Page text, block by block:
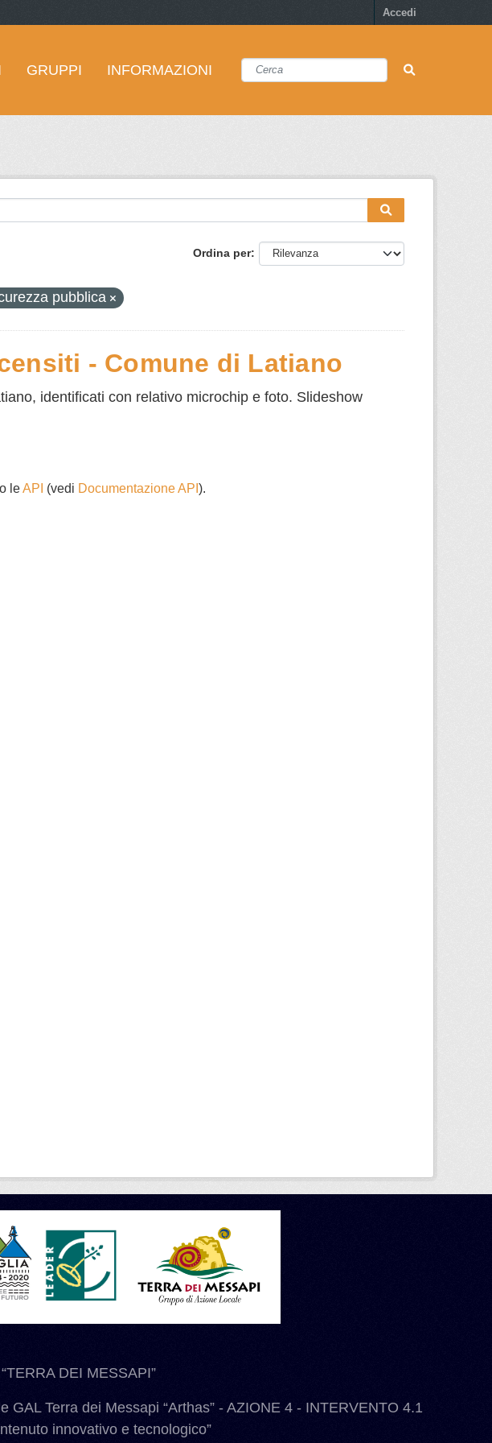
Accedi
GRUPPI INFORMAZIONI
Ordina per
pubblica
- Comune di Latiano
identificati con relativo microchip e foto. Slideshow
leAPI (vedi Documentazione API ).
DEI MESSAPI”
Terra dei Messapi “Arthas” - AZIONE 4 - INTERVENTO 4.1
innovativo e tecnologico”